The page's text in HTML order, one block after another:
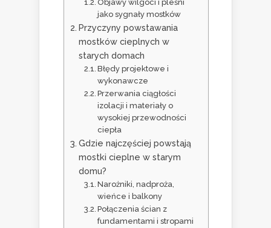
Objawy wilgoci i pleśni
jako sygnały mostków
Przyczyny powstawania
mostków cieplnych w
starych domach
Błędy projektowe i
wykonawcze
Przerwania ciągłości
izolacji i materiały o
wysokiej przewodności
ciepła
Gdzie najczęściej powstają
mostki cieplne w starym
domu?
Narożniki, nadproża,
wieńce i balkony
Połączenia ścian z
fundamentami i stropami